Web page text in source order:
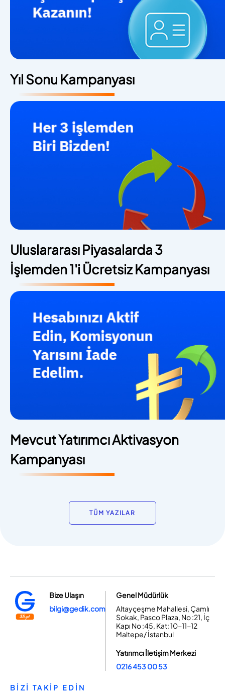
Yıl Sonu Kampanyası
Uluslararası Piyasalarda 3
İşlemden 1'i Ücretsiz Kampanyası
Mevcut Yatırımcı Aktivasyon
Kampanyası
TÜM YAZILAR
Bize Ulaşın
bilgi@gedik.com
Genel Müdürlük
Altayçeşme Mahallesi, Çamlı
Sokak, Pasco Plaza, No :21, İç
Kapı No :45, Kat: 10-11-12
Maltepe/ İstanbul
Yatırımcı İletişim Merkezi
0216 453 00 53
BİZİ TAKİP EDİN